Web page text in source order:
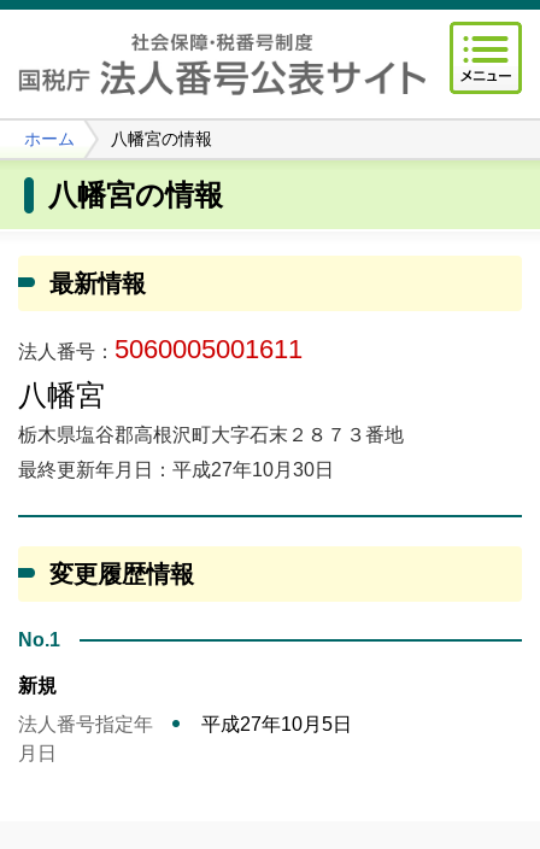
ホーム 八幡宮の情報
八幡宮の情報
最新情報
法人番号： 5060005001611
八幡宮
栃木県塩谷郡高根沢町大字石末２８７３番地
最終更新年月日：平成27年10月30日
変更履歴情報
No.1
新規
法人番号指定年
月日
平成27年10月5日